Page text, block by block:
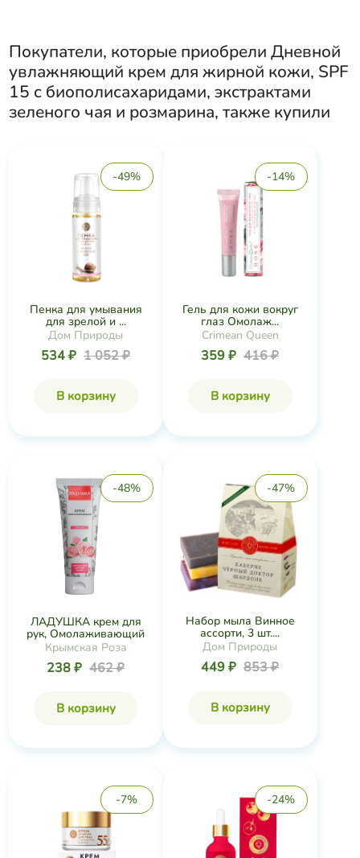
Покупатели, которые приобрели Дневной
увлажняющий крем для жирной кожи, SPF
15 с биополисахаридами, экстрактами
зеленого чая и розмарина, также купили
-49%
Пенка для умывания
для зрелой и ...
Дом Природы
534 ₽ 1 052 ₽
В корзину
-14%
Гель для кожи вокруг
глаз Омолаж...
Crimean Queen
359 ₽ 416 ₽
В корзину
-48%
ЛАДУШКА крем для
рук, Омолаживающий
Крымская Роза
238 ₽ 462 ₽
В корзину
-47%
Набор мыла Винное
ассорти, 3 шт....
Дом Природы
449 ₽ 853 ₽
В корзину
-7% -24%